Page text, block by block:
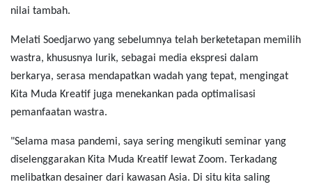
nilai tambah.
Melati Soedjarwo yang sebelumnya telah berketetapan memilih
wastra, khususnya lurik, sebagai media ekspresi dalam
berkarya, serasa mendapatkan wadah yang tepat, mengingat
Kita Muda Kreatif juga menekankan pada optimalisasi
pemanfaatan wastra.
"Selama masa pandemi, saya sering mengikuti seminar yang
diselenggarakan Kita Muda Kreatif lewat Zoom. Terkadang
melibatkan desainer dari kawasan Asia. Di situ kita saling